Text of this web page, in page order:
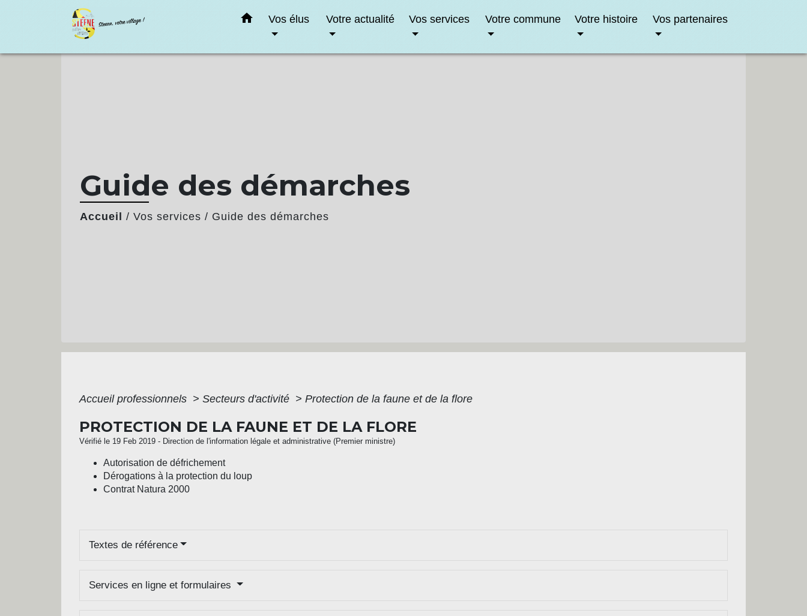
home Vos élus Votre actualité Vos services Votre commune Votre histoire Vos partenaires
Guide des démarches
Accueil / Vos services / Guide des démarches
Accueil professionnels > Secteurs d'activité > Protection de la faune et de la flore
PROTECTION DE LA FAUNE ET DE LA FLORE
Vérifié le 19 Feb 2019 - Direction de l'information légale et administrative (Premier ministre)
Autorisation de défrichement
Dérogations à la protection du loup
Contrat Natura 2000
Textes de référence
Services en ligne et formulaires